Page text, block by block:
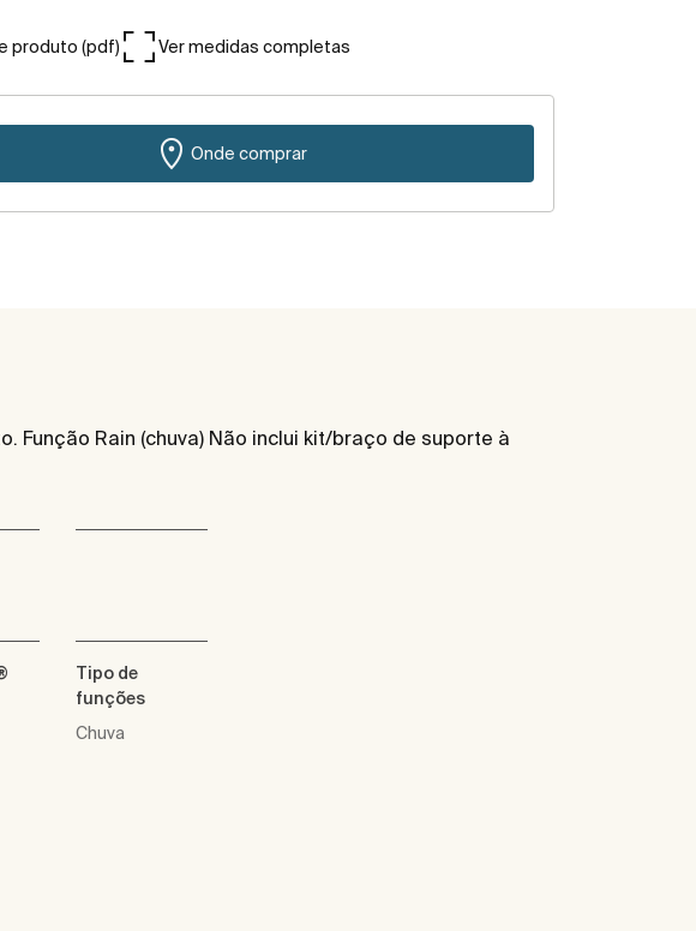
produto (pdf) Ver medidas completas
Onde comprar
Função Rain (chuva) Não inclui kit/braço de suporte à
Tipo de
funções
Chuva